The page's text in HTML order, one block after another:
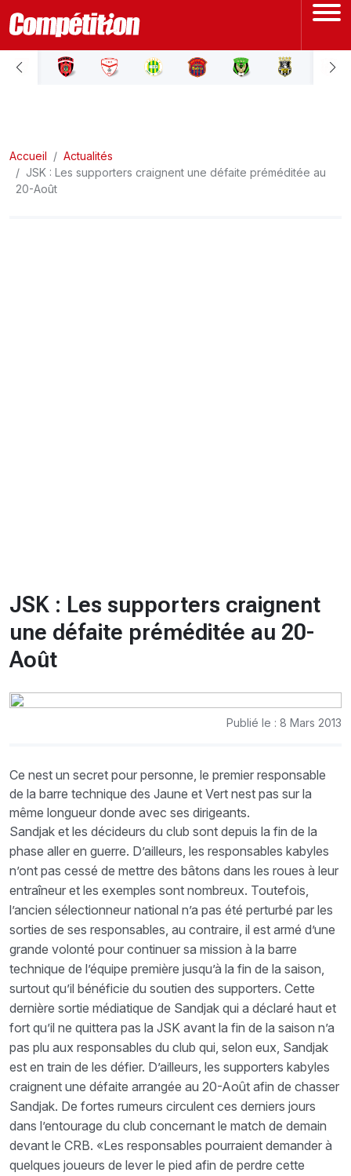
ACCUEIL
LIGUE 2
Accueil
Actualités
JSK : Les supporters craignent une défaite préméditée au
20-Août
JSK : Les supporters craignent
une défaite préméditée au 20-
Août
Publié le : 8 Mars 2013
Ce nest un secret pour personne, le premier responsable
de la barre technique des Jaune et Vert nest pas sur la
même longueur donde avec ses dirigeants.
Sandjak et les décideurs du club sont depuis la fin de la
phase aller en guerre. D’ailleurs, les responsables kabyles
n’ont pas cessé de mettre des bâtons dans les roues à leur
entraîneur et les exemples sont nombreux. Toutefois,
l’ancien sélectionneur national n’a pas été perturbé par les
sorties de ses responsables, au contraire, il est armé d’une
grande volonté pour continuer sa mission à la barre
technique de l’équipe première jusqu’à la fin de la saison,
surtout qu’il bénéficie du soutien des supporters. Cette
dernière sortie médiatique de Sandjak qui a déclaré haut et
fort qu’il ne quittera pas la JSK avant la fin de la saison n’a
pas plu aux responsables du club qui, selon eux, Sandjak
est en train de les défier. D’ailleurs, les supporters kabyles
craignent une défaite arrangée au 20-Août afin de chasser
Sandjak. De fortes rumeurs circulent ces derniers jours
dans l’entourage du club concernant le match de demain
devant le CRB. «Les responsables pourraient demander à
quelques joueurs de lever le pied afin de perdre cette